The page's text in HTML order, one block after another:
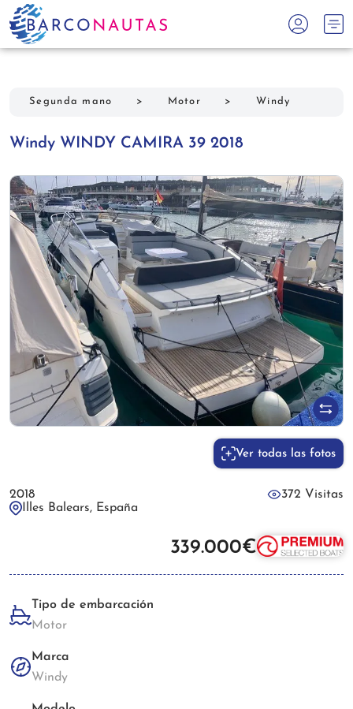
Segunda mano > Motor > Windy
Windy WINDY CAMIRA 39 2018
Ver todas las fotos
2018
372 Visitas
Illes Balears, España
339.000€
Tipo de embarcación
Motor
Marca
Windy